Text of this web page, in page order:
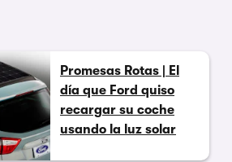
Promesas Rotas | El
día que Ford quiso
recargar su coche
usando la luz solar